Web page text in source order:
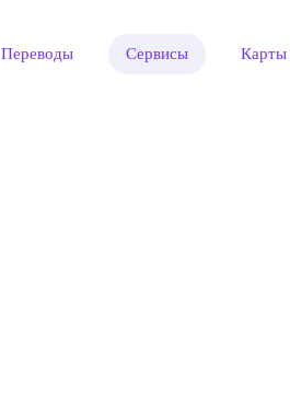
Переводы Сервисы Карты